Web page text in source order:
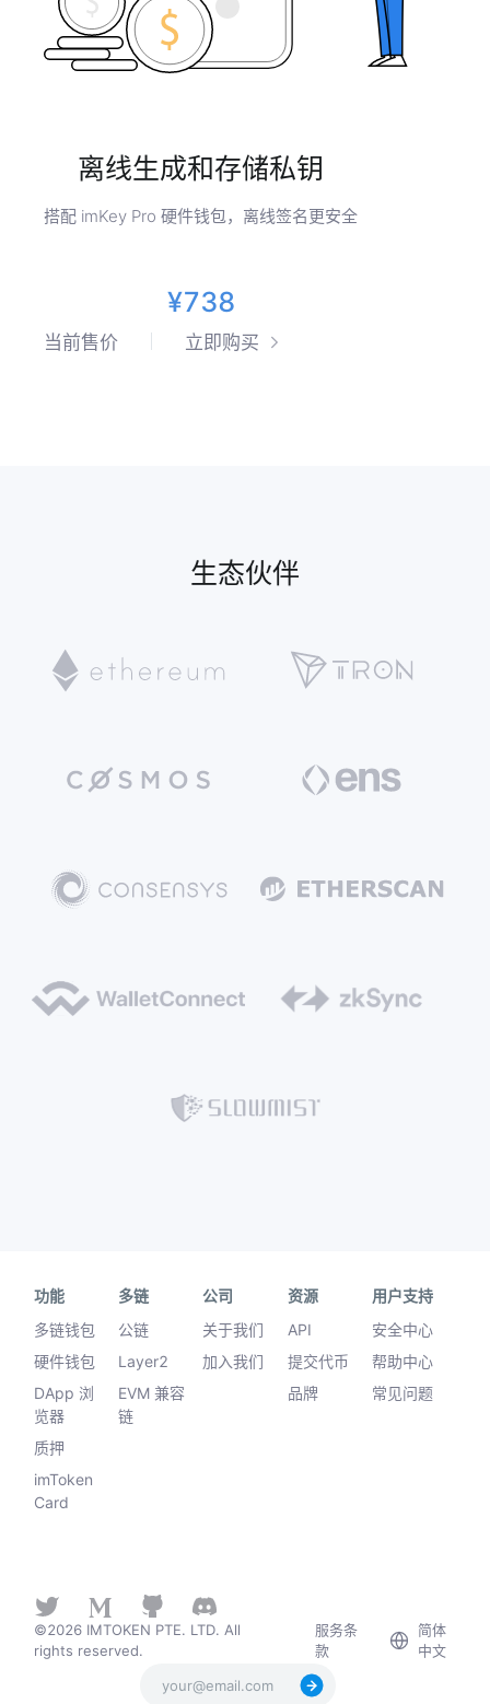
离线生成和存储私钥
搭配 imKey Pro 硬件钱包，离线签名更安全
¥738
当前售价 立即购买
生态伙伴
功能
多链钱包
硬件钱包
DApp 浏
览器
质押
imToken
Card
多链
公链
Layer2
EVM 兼容
链
公司
关于我们
加入我们
资源
API
提交代币
品牌
用户支持
安全中心
帮助中心
常见问题
©2026 IMTOKEN PTE. LTD. All
rights reserved.
服务条
款
简体
中文